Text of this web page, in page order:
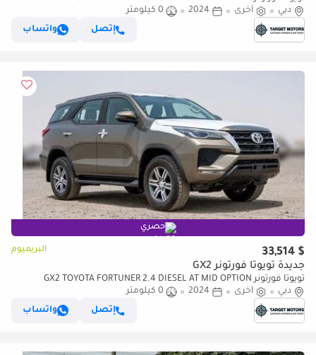
4X4دبي أخرى 2024
0 كيلومتر
إتصل
واتساب
حصري
$ 33,514 البريميوم
جديدة تويوتا فورتونر GX2
تويوتا فورتونر GX2 TOYOTA FORTUNER 2.4 DIESEL AT MID OPTION
دبي
أخرى 2024
0 كيلومتر
إتصل
واتساب